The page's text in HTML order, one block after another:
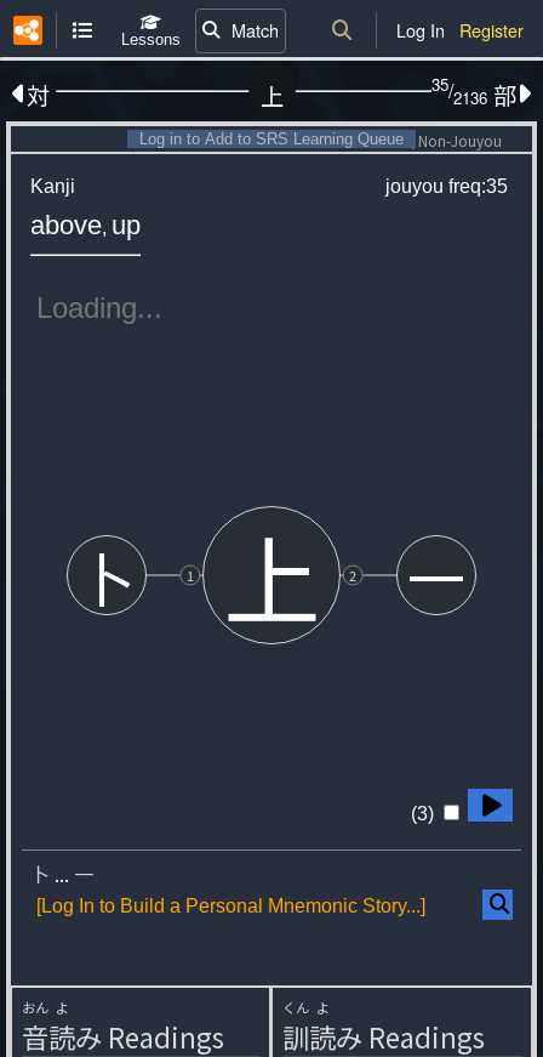
Lessons Match Log In Register
対 35/2136
上 部
Non-Jouyou
Log in to Add to SRS Learning Queue
Kanji
above, up
jouyou freq:35
1
卜 2 一
上
卜 ... 一
(3)
[Log In to Build a Personal Mnemonic Story...]
音
おん
読
よ
み Readings 訓
くん
読
よ
み Readings